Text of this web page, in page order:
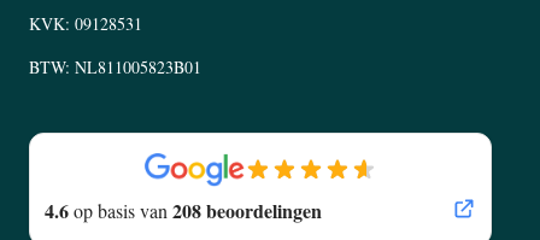
KVK: 09128531
BTW: NL811005823B01
4.6op basis van 208 beoordelingen